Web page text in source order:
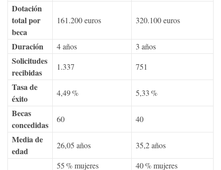
Dotación
total por
beca
161.200 euros 320.100 euros
Duración 4 años 3 años
Solicitudes
recibidas
1.337 751
Tasa de
éxito
4,49 % 5,33 %
Becas
concedidas
60 40
Media de
edad
26,05 años
35,2 años
55 % mujeres
40 % mujeres